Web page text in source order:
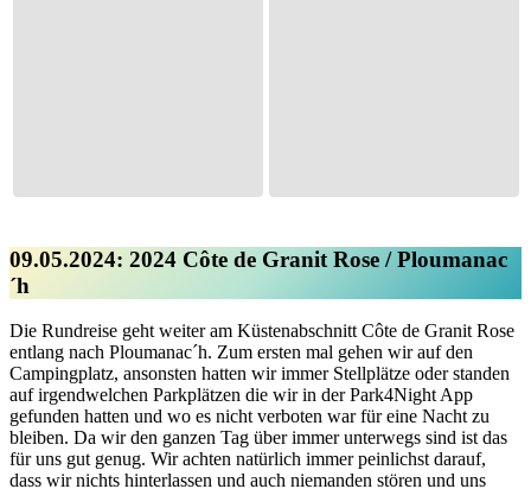
09.05.2024: 2024 Côte de Granit Rose / Ploumanac
´h
Die Rundreise geht weiter am Küstenabschnitt Côte de Granit Rose
entlang nach Ploumanac´h. Zum ersten mal gehen wir auf den
Campingplatz, ansonsten hatten wir immer Stellplätze oder standen
auf irgendwelchen Parkplätzen die wir in der Park4Night App
gefunden hatten und wo es nicht verboten war für eine Nacht zu
bleiben. Da wir den ganzen Tag über immer unterwegs sind ist das
für uns gut genug. Wir achten natürlich immer peinlichst darauf,
dass wir nichts hinterlassen und auch niemanden stören und uns